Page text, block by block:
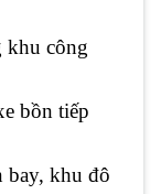
khu công
bồn tiếp
bay, khu đô